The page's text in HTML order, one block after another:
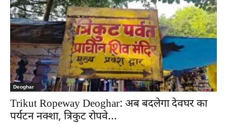
Deoghar
Trikut Ropeway Deoghar: अब बदलेगा देवघर का
पर्यटन नक्शा, त्रिकुट रोपवे...